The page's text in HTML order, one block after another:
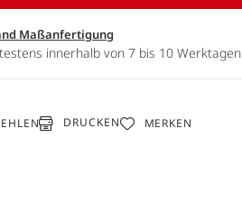
Maßanfertigung
innerhalb von 7 bis 10 Werktagen
DRUCKEN MERKEN